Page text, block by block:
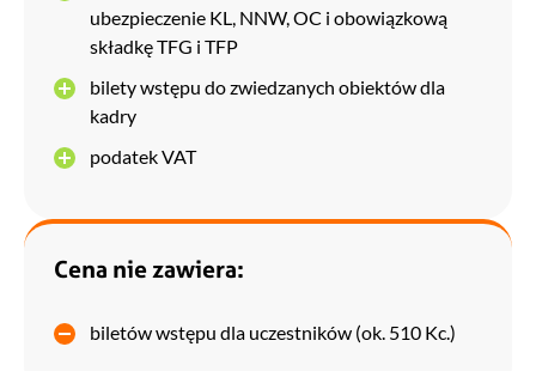
ubezpieczenie KL, NNW, OC i obowiązkową
składkę TFG i TFP
bilety wstępu do zwiedzanych obiektów dla
kadry
podatek VAT
Cena nie zawiera:
biletów wstępu dla uczestników (ok. 510 Kc.)